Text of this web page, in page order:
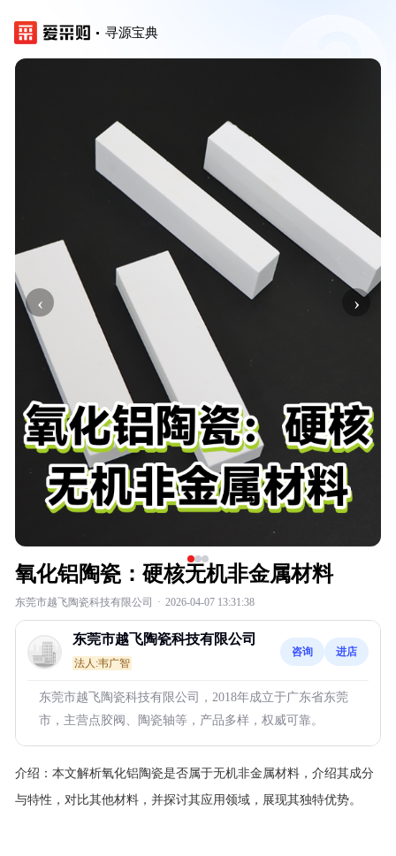
寻源宝典
‹ ›
氧化铝陶瓷：硬核无机非金属材料
东莞市越飞陶瓷科技有限公司 · 2026-04-07 13:31:38
东莞市越飞陶瓷科技有限公司
法人:韦广智
咨询 进店
东莞市越飞陶瓷科技有限公司，2018年成立于广东省东莞
市，主营点胶阀、陶瓷轴等，产品多样，权威可靠。
介绍： 本文解析氧化铝陶瓷是否属于无机非金属材料，介绍其成分
与特性，对比其他材料，并探讨其应用领域，展现其独特优势。